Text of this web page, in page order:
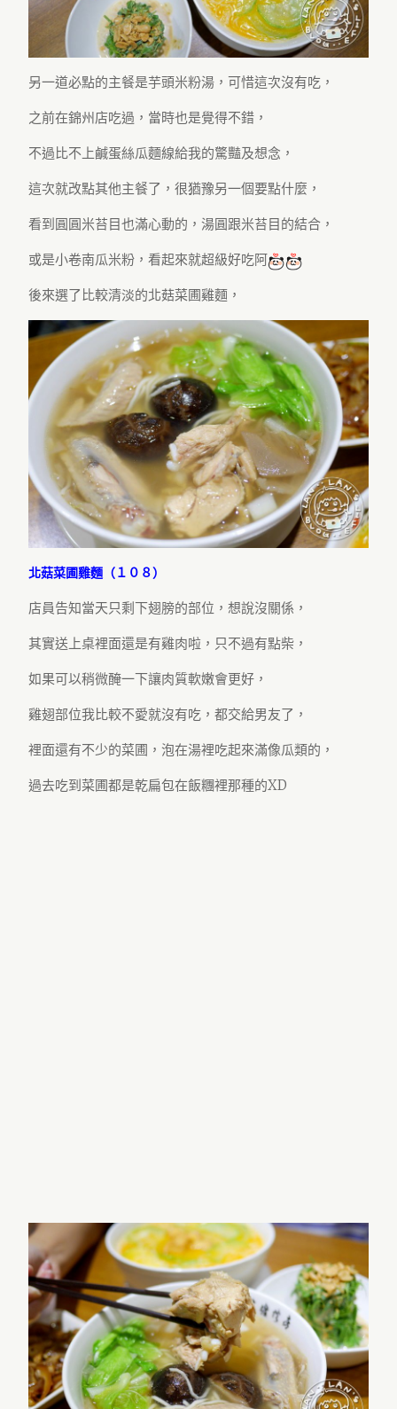
另一道必點的主餐是芋頭米粉湯，可惜這次沒有吃，
之前在錦州店吃過，當時也是覺得不錯，
不過比不上鹹蛋絲瓜麵線給我的驚豔及想念，
這次就改點其他主餐了，很猶豫另一個要點什麼，
看到圓圓米苔目也滿心動的，湯圓跟米苔目的結合，
或是小卷南瓜米粉，看起來就超級好吃阿
後來選了比較清淡的北菇菜圃雞麵，
北菇菜圃雞麵（１０８）
店員告知當天只剩下翅膀的部位，想說沒關係，
其實送上桌裡面還是有雞肉啦，只不過有點柴，
如果可以稍微醃一下讓肉質軟嫩會更好，
雞翅部位我比較不愛就沒有吃，都交給男友了，
裡面還有不少的菜圃，泡在湯裡吃起來滿像瓜類的，
過去吃到菜圃都是乾扁包在飯糰裡那種的XD